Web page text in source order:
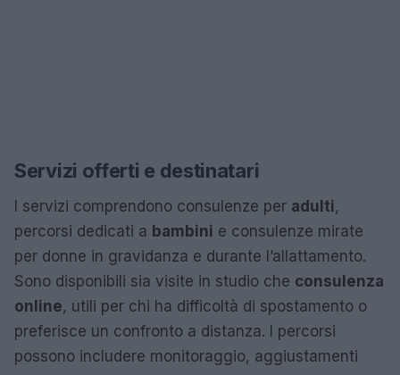
Servizi offerti e destinatari
I servizi comprendono consulenze per adulti,
percorsi dedicati a bambini e consulenze mirate
per donne in gravidanza e durante l’allattamento.
Sono disponibili sia visite in studio che consulenza
online, utili per chi ha difficoltà di spostamento o
preferisce un confronto a distanza. I percorsi
possono includere monitoraggio, aggiustamenti